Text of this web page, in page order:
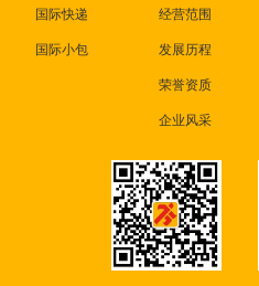
国际快递
国际小包
经营范围
发展历程
荣誉资质
企业风采